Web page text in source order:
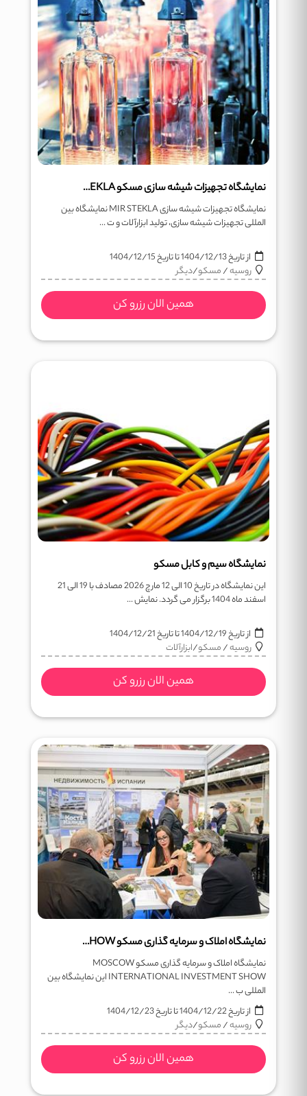
نمایشگاه تجهیزات شیشه سازی مسکو MIR STEKLA
نمایشگاه تجهیزات شیشه سازی MIR STEKLA نمایشگاه بین
المللی تجهیزات شیشه سازی، تولید ابزارآلات و ت ...
از تاریخ1404/12/13تا تاریخ1404/12/15
روسیه/مسکو/دیگر
همین الان رزرو کن
نمایشگاه سیم و کابل مسکو
این نمایشگاه در تاریخ 10 الی 12 مارچ 2026 مصادف با 19 الی 21
اسفند ماه 1404 برگزار می گردد. نمایش ...
از تاریخ1404/12/19تا تاریخ1404/12/21
روسیه/مسکو/ابزارآلات
همین الان رزرو کن
نمایشگاه املاک و سرمایه گذاری مسکو MOSCOW INTERNATIONAL INVESTMENT SHOW
نمایشگاه املاک و سرمایه گذاری مسکو MOSCOW
INTERNATIONAL INVESTMENT SHOW این نمایشگاه بین
المللی ب ...
از تاریخ1404/12/22تا تاریخ1404/12/23
روسیه/مسکو/دیگر
همین الان رزرو کن